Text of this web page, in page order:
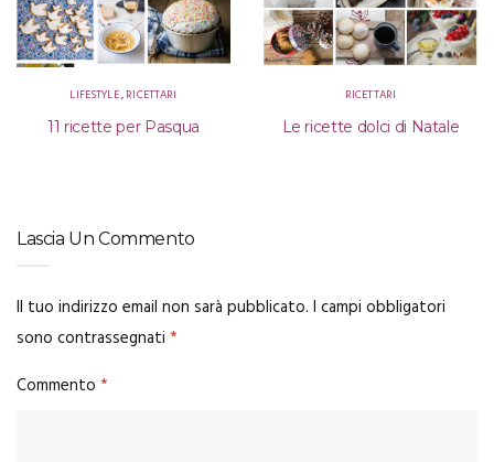
LIFESTYLE,RICETTARI
11 ricette per Pasqua
RICETTARI
Le ricette dolci di Natale
Lascia Un Commento
Il tuo indirizzo email non sarà pubblicato. I campi obbligatori
sono contrassegnati *
Commento *